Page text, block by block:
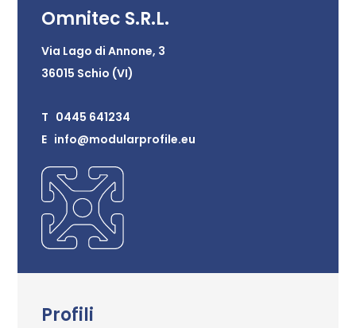
Omnitec S.R.L.
Via Lago di Annone, 3
36015 Schio (VI)
T 0445 641234
E info@modularprofile.eu
Profili